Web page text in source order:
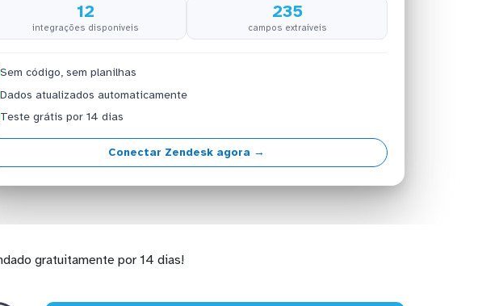
12
integrações disponíveis
235
campos extraíveis
Sem código, sem planilhas
Dados atualizados automaticamente
Teste grátis por 14 dias
Conectar Zendesk agora →
gratuitamente por 14 dias!